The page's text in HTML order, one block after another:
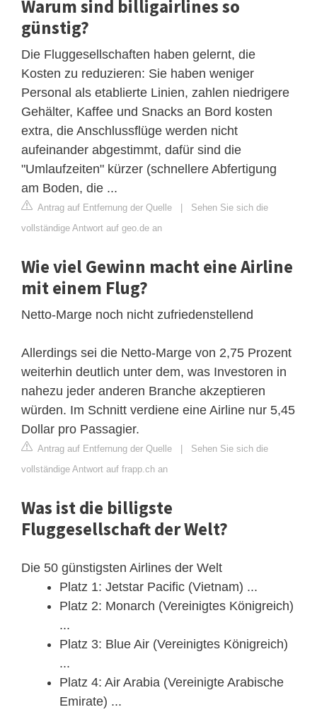
Warum sind billigairlines so
günstig?
Die Fluggesellschaften haben gelernt, die
Kosten zu reduzieren: Sie haben weniger
Personal als etablierte Linien, zahlen niedrigere
Gehälter, Kaffee und Snacks an Bord kosten
extra, die Anschlussflüge werden nicht
aufeinander abgestimmt, dafür sind die
"Umlaufzeiten" kürzer (schnellere Abfertigung
am Boden, die ...
Antrag auf Entfernung der Quelle | Sehen Sie sich die
vollständige Antwort auf geo.de an
Wie viel Gewinn macht eine Airline
mit einem Flug?
Netto-Marge noch nicht zufriedenstellend
Allerdings sei die Netto-Marge von 2,75 Prozent
weiterhin deutlich unter dem, was Investoren in
nahezu jeder anderen Branche akzeptieren
würden. Im Schnitt verdiene eine Airline nur 5,45
Dollar pro Passagier.
Antrag auf Entfernung der Quelle | Sehen Sie sich die
vollständige Antwort auf frapp.ch an
Was ist die billigste
Fluggesellschaft der Welt?
Die 50 günstigsten Airlines der Welt
Platz 1: Jetstar Pacific (Vietnam) ...
Platz 2: Monarch (Vereinigtes Königreich)
...
Platz 3: Blue Air (Vereinigtes Königreich)
...
Platz 4: Air Arabia (Vereinigte Arabische
Emirate) ...